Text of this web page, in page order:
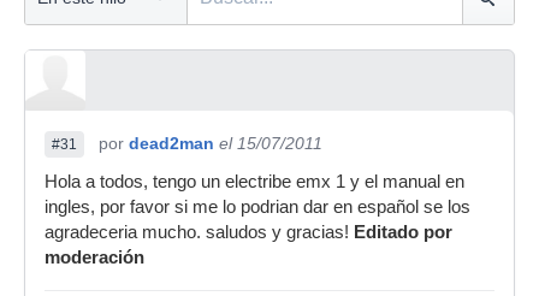
#31 por dead2man el 15/07/2011
Hola a todos, tengo un electribe emx 1 y el manual en
ingles, por favor si me lo podrian dar en español se los
agradeceria mucho. saludos y gracias! Editado por
moderación